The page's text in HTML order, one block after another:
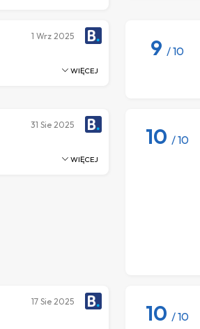
1 Wrz 2025
WIĘCEJ
9 / 10
31 Sie 2025
WIĘCEJ
10 / 10
17 Sie 2025 10 / 10